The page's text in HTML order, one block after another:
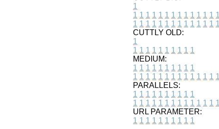
1
1 1 1 1 1 1 1 1 1 1 1 1 1 1
1 1 1 1 1 1 1 1 1 1 1 1 1 1
CUTTLY OLD:
1
1 1 1 1 1 1 1 1 1 1
MEDIUM:
1 1 1 1 1 1 1 1 1 1
1 1 1 1 1 1 1 1 1 1 1 1 1 1
PARALLELS:
1 1 1 1 1 1 1 1 1 1
1 1 1 1 1 1 1 1 1 1 1 1 1 1
URL PARAMETER:
1 1 1 1 1 1 1 1 1 1